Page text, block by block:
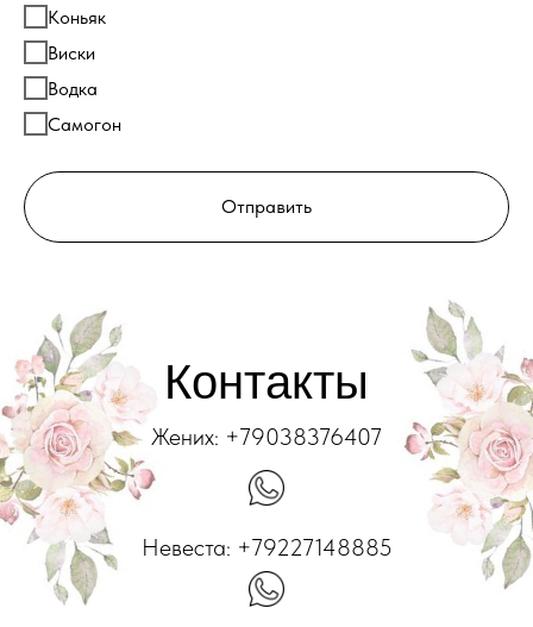
Коньяк
Виски
Водка
Самогон
Отправить
Жених: +79038376407
Невеста: +79227148885
Контакты